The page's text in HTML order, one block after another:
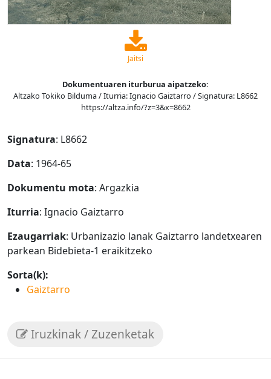
Jaitsi
Dokumentuaren iturburua aipatzeko:
Altzako Tokiko Bilduma / Iturria: Ignacio Gaiztarro / Signatura: L8662
https://altza.info/?z=3&x=8662
Signatura: L8662
Data: 1964-65
Dokumentu mota: Argazkia
Iturria: Ignacio Gaiztarro
Ezaugarriak: Urbanizazio lanak Gaiztarro landetxearen
parkean Bidebieta-1 eraikitzeko
Sorta(k):
Gaiztarro
Iruzkinak / Zuzenketak